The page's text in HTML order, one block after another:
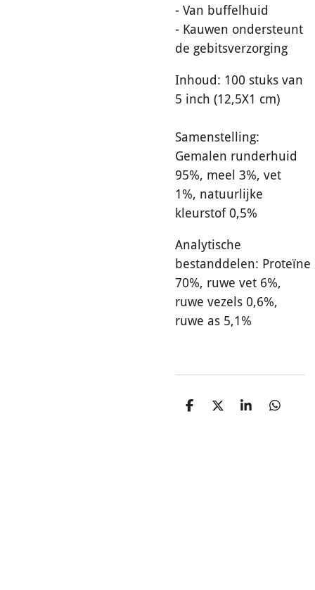
- Van buffelhuid
- Kauwen ondersteunt
de gebitsverzorging
Inhoud: 100 stuks van
5 inch (12,5X1 cm)
Samenstelling:
Gemalen runderhuid
95%, meel 3%, vet
1%, natuurlijke
kleurstof 0,5%
Analytische
bestanddelen: Proteïne
70%, ruwe vet 6%,
ruwe vezels 0,6%,
ruwe as 5,1%
D
D
S
D